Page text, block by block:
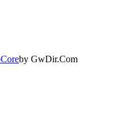
by GwDir.Com